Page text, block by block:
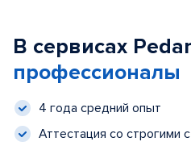
В сервисах
профессионалы
4 года средний опыт
Аттестация со строгими